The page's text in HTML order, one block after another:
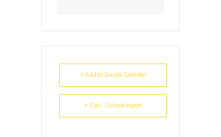
+ Add to Google Calendar
+ iCal / Outlook export